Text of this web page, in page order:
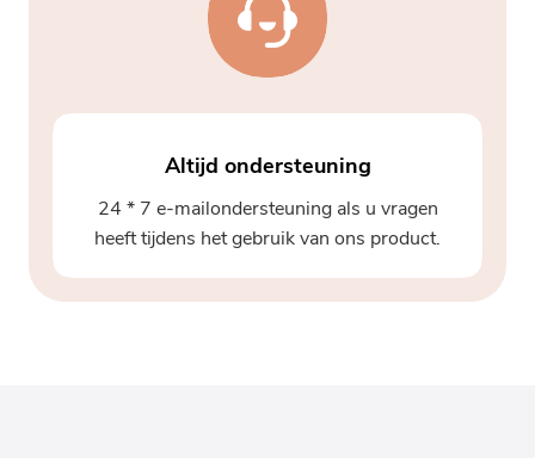
Altijd ondersteuning
24 * 7 e-mailondersteuning als u vragen
heeft tijdens het gebruik van ons product.